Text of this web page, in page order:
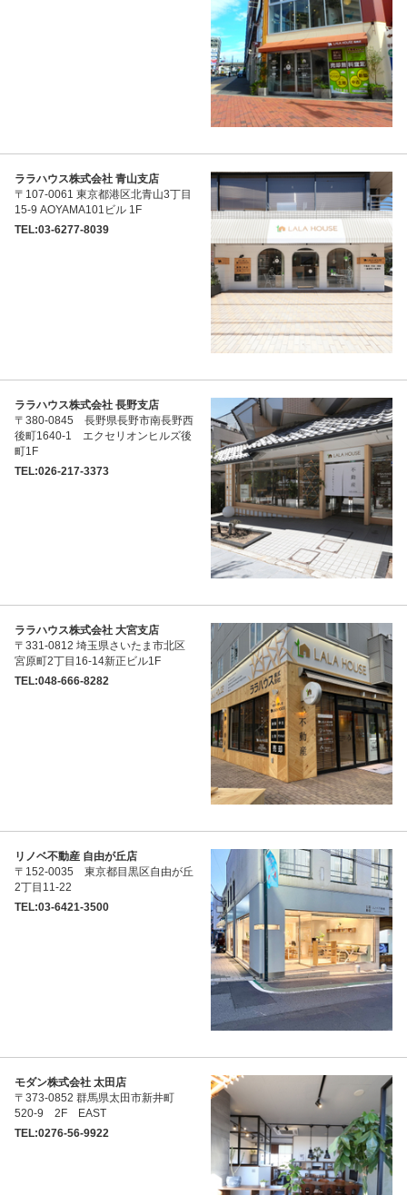
ララハウス株式会社 青山支店
〒107-0061 東京都港区北青山3丁目
15-9 AOYAMA101ビル 1F
TEL:03-6277-8039
ララハウス株式会社 長野支店
〒380-0845 長野県長野市南長野西
後町1640-1 エクセリオンヒルズ後
町1F
TEL:026-217-3373
ララハウス株式会社 大宮支店
〒331-0812 埼玉県さいたま市北区
宮原町2丁目16-14新正ビル1F
TEL:048-666-8282
リノベ不動産 自由が丘店
〒152-0035 東京都目黒区自由が丘
2丁目11-22
TEL:03-6421-3500
モダン株式会社 太田店
〒373-0852 群馬県太田市新井町
520-9 2F EAST
TEL:0276-56-9922